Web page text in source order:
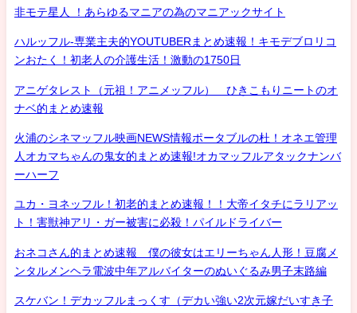
非モテ星人 ！あらゆるマニアの為のマニアックサイト
ハルッフル-専業主夫的YOUTUBERまとめ速報！キモデブロリコ
ンおたく！初老人の介護生活！激動の1750日
アニゲタレスト（元祖！アニメッフル） ひきこもりニートのオ
ナベ的まとめ速報
火浦のシネマッフル映画NEWS情報ポータブルの杜！オネエ管理
人オカマちゃんの鬼女的まとめ速報!オカマッフルアタックナンバ
ーハーフ
ユカ・ヨネッフル！初老的まとめ速報！！大帝イタチにラリアッ
ト！害獣神アリ・ガー被害に必殺！パイルドライバー
おネコさん的まとめ速報 僕の彼女はエリーちゃん人形！豆腐メ
ンタルメンヘラ電波中年アルバイターのぬいぐるみ男子末路編
スケバン！デカッフルまっくす（デカい強い2次元嫁だいすき子